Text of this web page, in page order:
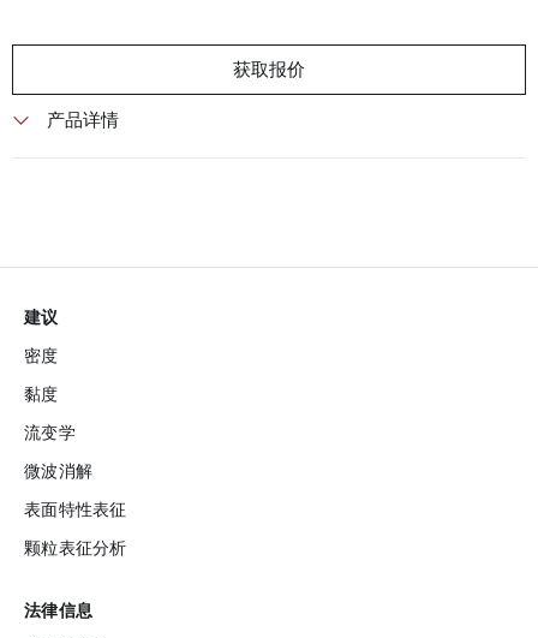
获取报价
产品详情
建议
密度
黏度
流变学
微波消解
表面特性表征
颗粒表征分析
法律信息